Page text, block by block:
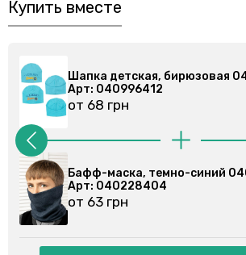
Купить вместе
Шапка детская, бирюзовая
Арт: 040996412
от 68 грн
Бафф-маска, ментоловый
Арт: 040228115
от 62 грн